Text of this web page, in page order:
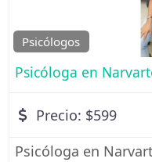
Psicólogos
Psicóloga en
Precio: $599
Psicóloga en